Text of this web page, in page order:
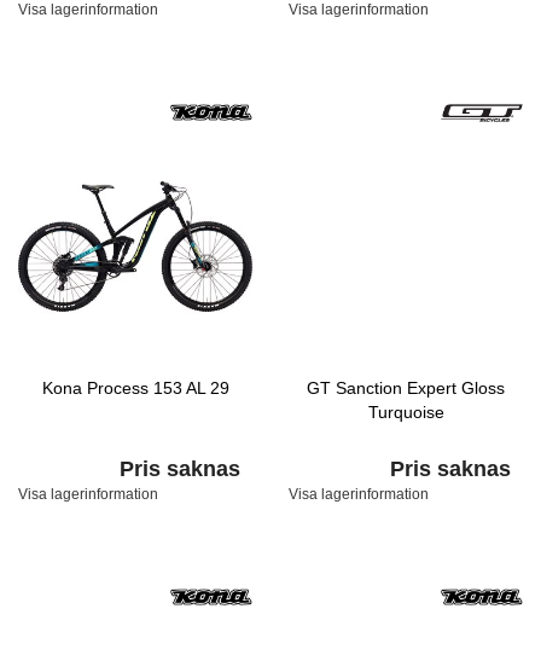
Visa lagerinformation Visa lagerinformation
Kona Process 153 AL 29
Pris saknas
Visa lagerinformation
GT Sanction Expert Gloss
Turquoise
Pris saknas
Visa lagerinformation